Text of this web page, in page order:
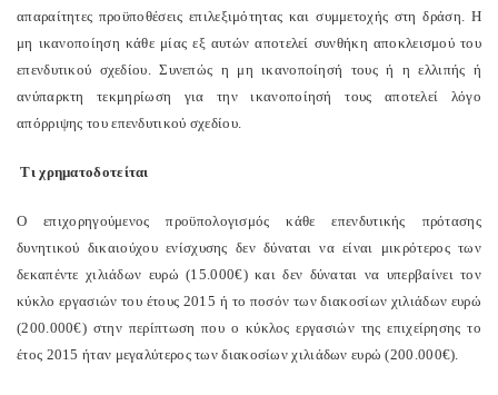
απαραίτητες προϋποθέσεις επιλεξιμότητας και συμμετοχής στη δράση. Η
μη ικανοποίηση κάθε μίας εξ αυτών αποτελεί συνθήκη αποκλεισμού του
επενδυτικού σχεδίου. Συνεπώς η μη ικανοποίησή τους ή η ελλιπής ή
ανύπαρκτη τεκμηρίωση για την ικανοποίησή τους αποτελεί λόγο
απόρριψης του επενδυτικού σχεδίου.
Τι χρηματοδοτείται
Ο επιχορηγούμενος προϋπολογισμός κάθε επενδυτικής πρότασης
δυνητικού δικαιούχου ενίσχυσης δεν δύναται να είναι μικρότερος των
δεκαπέντε χιλιάδων ευρώ (15.000€) και δεν δύναται να υπερβαίνει τον
κύκλο εργασιών του έτους 2015 ή το ποσόν των διακοσίων χιλιάδων ευρώ
(200.000€) στην περίπτωση που ο κύκλος εργασιών της επιχείρησης το
έτος 2015 ήταν μεγαλύτερος των διακοσίων χιλιάδων ευρώ (200.000€).